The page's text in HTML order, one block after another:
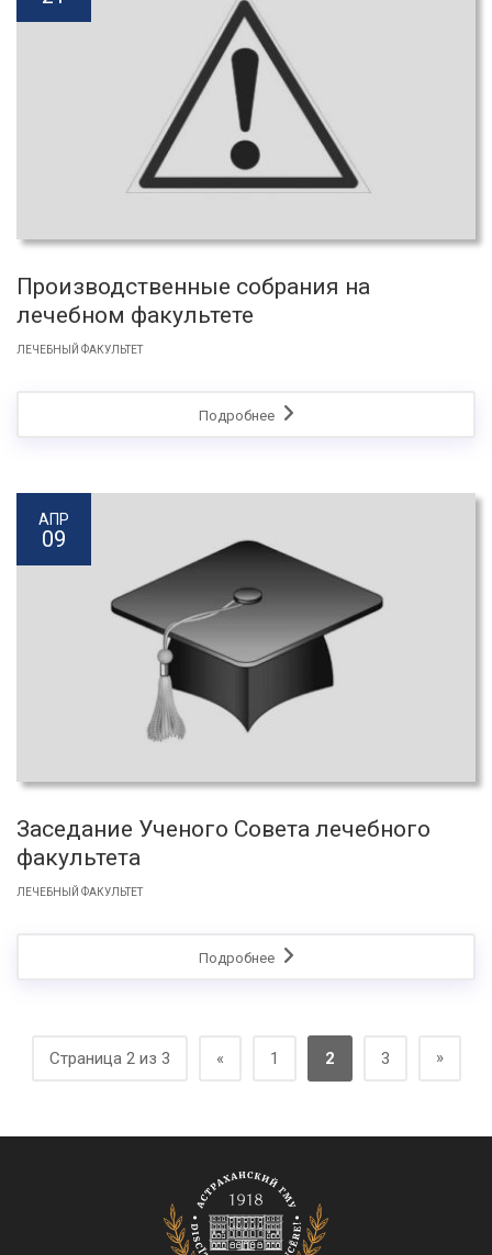
Производственные собрания на
лечебном факультете
ЛЕЧЕБНЫЙ ФАКУЛЬТЕТ
Подробнее
АПР
09
Заседание Ученого Совета лечебного
факультета
ЛЕЧЕБНЫЙ ФАКУЛЬТЕТ
Подробнее
Страница 2 из 3 « 1 2 3 »